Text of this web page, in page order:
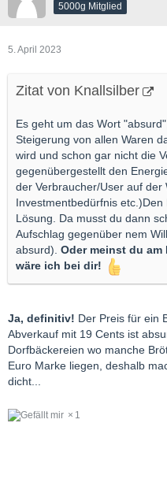
5000g Mitglied
5. April 2023
Zitat von Knallsilber
Es geht um das Wort
Steigerung von allen Waren
wird und schon gar nicht die
gegenübergestellt den
der Verbraucher/User auf
Investmentbedürfnis
Lösung. Da musst du dann
Aufschlag gegenüber nem
absurd). Oder meinst du
wäre ich bei dir!
Ja, definitiv! Der Preis für ein
Abverkauf mit 19 Cents ist
Dorfbäckereien wo manche
Euro Marke liegen, deshalb
dicht...
1